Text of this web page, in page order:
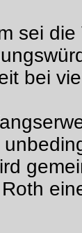
sei die
bei